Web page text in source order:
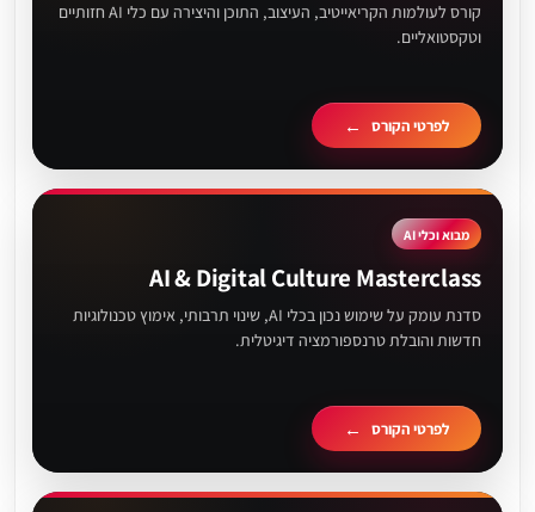
קורס לעולמות הקריאייטיב, העיצוב, התוכן והיצירה עם כלי AI חזותיים
וטקסטואליים.
לפרטי הקורס
מבוא וכלי AI
AI & Digital Culture Masterclass
סדנת עומק על שימוש נכון בכלי AI, שינוי תרבותי, אימוץ טכנולוגיות
חדשות והובלת טרנספורמציה דיגיטלית.
לפרטי הקורס